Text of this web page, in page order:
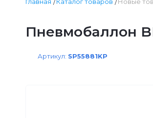
Пневмобаллон
Артикул: SP55881KP